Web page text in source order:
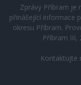
Zprávy Příbram je
přinášející informace
okresu Příbram.
Příbram III,
Kontaktujte